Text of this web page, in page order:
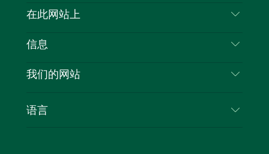
喳
联系我们
隐私
Cookie 通知
在此网站上
目的地
新南威尔士州公路旅行
活动
信息
旅行信息
新南威尔士州的商业
我们的网站
语言